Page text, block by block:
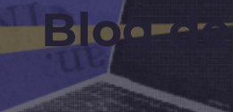
Blog de